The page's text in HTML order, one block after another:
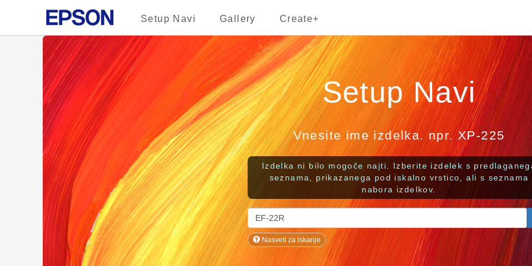
Setup Navi Gallery Create+
Setup Navi
Vnesite ime izdelka. npr. XP-225
Izdelka ni bilo mogoče najti. Izberite izdelek s
seznama, prikazanega pod iskalno vrstico, ali s seznama
nabora izdelkov.
Nasveti za iskanje